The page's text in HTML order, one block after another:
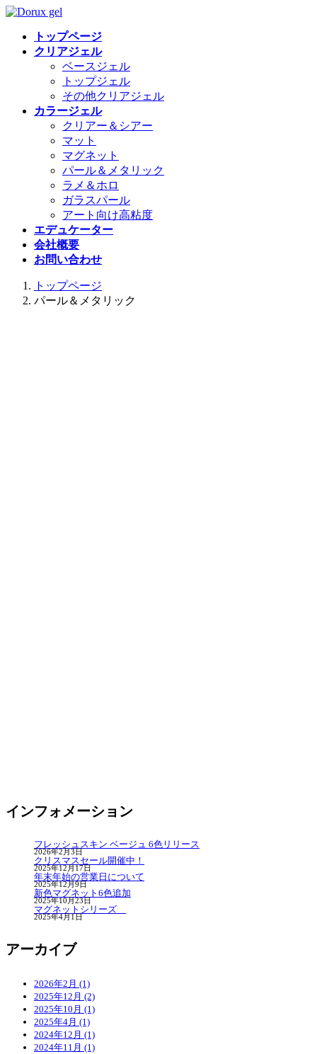
コ
ナ
トップページ
クリアジェル
ベースジェル
トップジェル
その他クリアジェル
カラージェル
クリアー＆シアー
マット
マグネット
パール＆メタリック
ラメ＆ホロ
ガラスパール
アート向け高粘度
エデュケーター
会社概要
お問い合わせ
トップページ
パール＆メタリック
インフォメーション
フレッシュスキン ベージュ 6色リリース
2026年2月3日
クリスマスセール開催中！
2025年12月17日
年末年始の営業日について
2025年12月9日
新色マグネット6色追加
2025年10月23日
マグネットシリーズ
2025年4月1日
アーカイブ
2026年2月 (1)
2025年12月 (2)
2025年10月 (1)
2025年4月 (1)
2024年12月 (1)
2024年11月 (1)